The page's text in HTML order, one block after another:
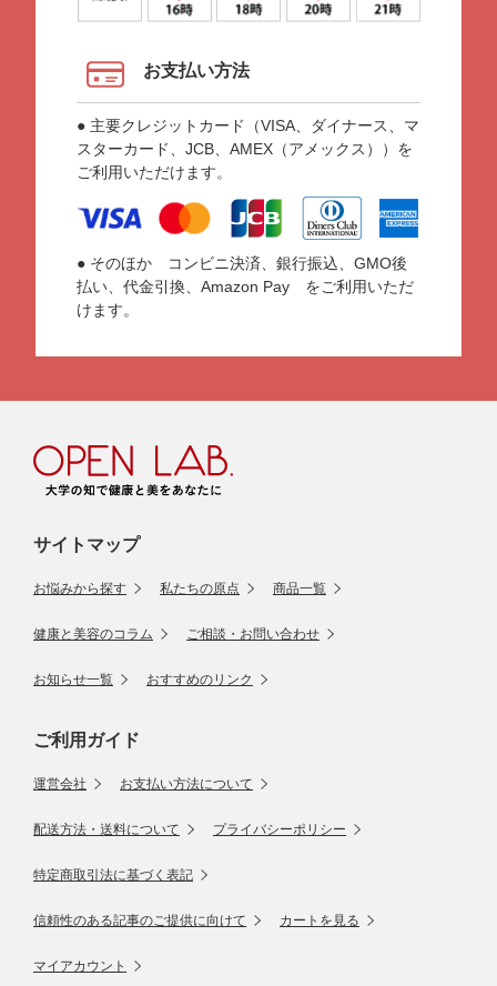
お支払い方法
● 主要クレジットカード（VISA、ダイナース、マ
スターカード、JCB、AMEX（アメックス））を
ご利用いただけます。
● そのほか コンビニ決済、銀行振込、GMO後
払い、代金引換、Amazon Pay をご利用いただ
けます。
サイトマップ
お悩みから探す 私たちの原点 商品一覧
健康と美容のコラム ご相談・お問い合わせ
お知らせ一覧 おすすめのリンク
ご利用ガイド
運営会社 お支払い方法について
配送方法・送料について プライバシーポリシー
特定商取引法に基づく表記
信頼性のある記事のご提供に向けて カートを見る
マイアカウント